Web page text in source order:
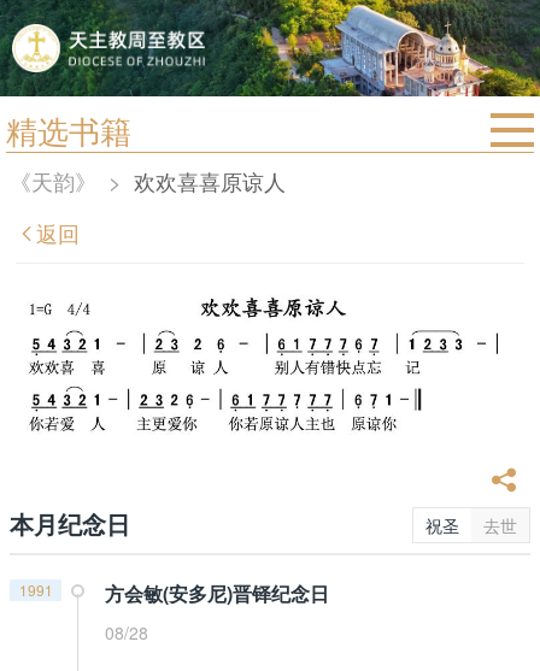
精选书籍
首页
宗教法规
教区简介
信仰文萃
教会圣月
《天韵》 > 欢欢喜喜原谅人
返回
本月纪念日 祝圣 去世
1991 方会敏(安多尼)晋铎纪念日
08/28